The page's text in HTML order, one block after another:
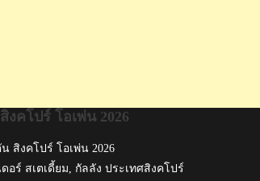
คโปร์ โอเพ่น 2026
สิงคโปร์ โอเพ่น 2026
อร์ สเตเดี้ยม, กัลลัง ประเทศสิงคโปร์